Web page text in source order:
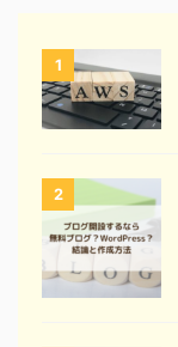
1
2